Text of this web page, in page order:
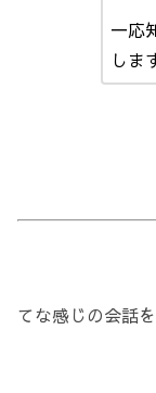
一応
しま
てな感じの会話を